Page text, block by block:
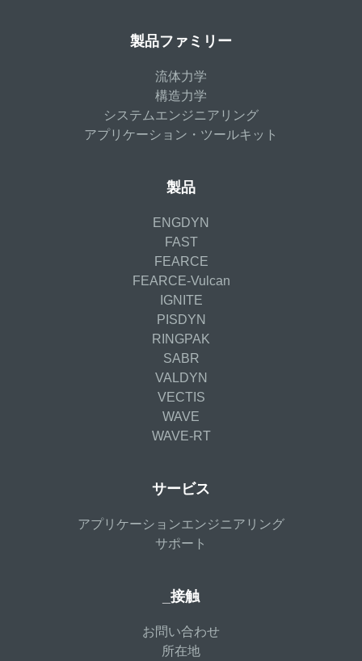
製品ファミリー
流体力学
構造力学
システムエンジニアリング
アプリケーション・ツールキット
製品
ENGDYN
FAST
FEARCE
FEARCE-Vulcan
IGNITE
PISDYN
RINGPAK
SABR
VALDYN
VECTIS
WAVE
WAVE-RT
サービス
アプリケーションエンジニアリング
サポート
_接触
お問い合わせ
所在地